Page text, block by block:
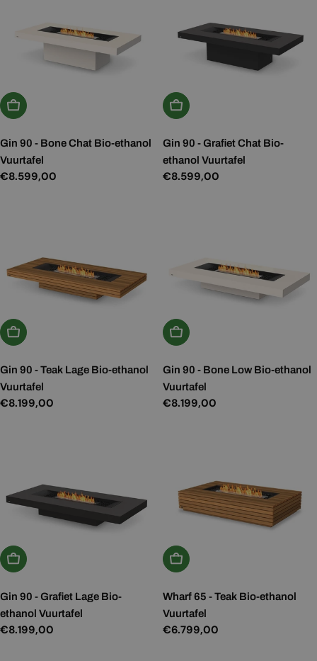
Kies Opties
Gin 90 - Bone Chat Bio-ethanol
Vuurtafel
Normale
€8.599,00
Kies Opties
Gin 90 - Grafiet Chat Bio-
ethanol Vuurtafel
Normale
€8.599,00
Kies Opties
Gin 90 - Teak Lage Bio-ethanol
Vuurtafel
Normale
€8.199,00
Kies Opties
Gin 90 - Bone Low Bio-ethanol
Vuurtafel
Normale
€8.199,00
Kies Opties
Gin 90 - Grafiet Lage Bio-
ethanol Vuurtafel
Normale
€8.199,00
Kies Opties
Wharf 65 - Teak Bio-ethanol
Vuurtafel
Normale
€6.799,00